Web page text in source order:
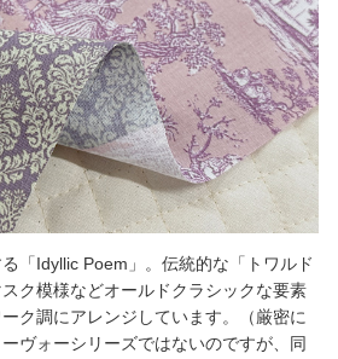
る「Idyllic Poem」。伝統的な「トワルド
ク模様などオールドクラシックな要素
ク調にアレンジしています。（厳密に
ヴォーシリーズではないのですが、同